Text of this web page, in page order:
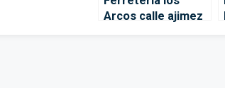
Arcos calle ajimez